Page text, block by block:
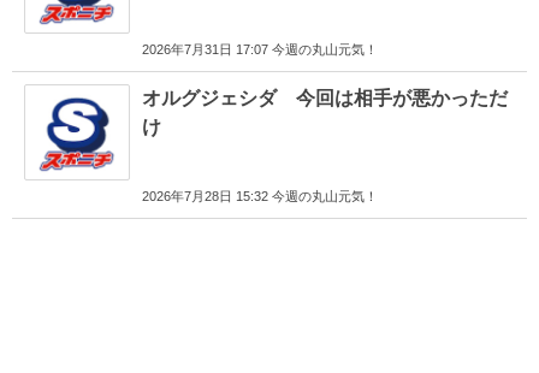
2026年7月31日 17:07 今週の丸山元気！
オルグジェシダ 今回は相手が悪かっただ
け
2026年7月28日 15:32 今週の丸山元気！